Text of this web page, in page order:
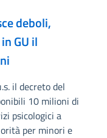
deboli,
GU il
il decreto del
10 milioni di
psicologici a
per minori e